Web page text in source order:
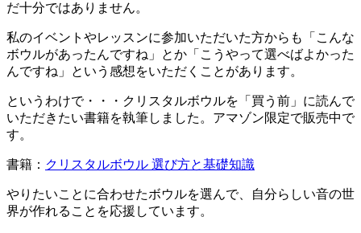
だ十分ではありません。
私のイベントやレッスンに参加いただいた方からも「こんな
ボウルがあったんですね」とか「こうやって選べばよかった
んですね」という感想をいただくことがあります。
というわけで・・・クリスタルボウルを「買う前」に読んで
いただきたい書籍を執筆しました。アマゾン限定で販売中で
す。
書籍： クリスタルボウル 選び方と基礎知識
やりたいことに合わせたボウルを選んで、自分らしい音の世
界が作れることを応援しています。